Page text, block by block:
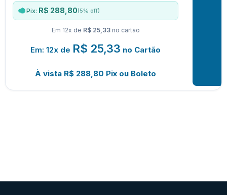
Pix: R$ 288,80(5% off)
Em 12x de R$ 25,33no cartão
Em: 12x de R$ 25,33 no Cartão
À vista R$ 288,80 Pix ou Boleto